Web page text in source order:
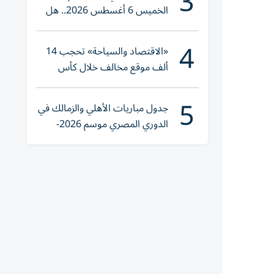
الخميس 6 أغسطس 2026.. هل
تنوي الشراء؟
4 «الاقتصاد والسياحة» تحجب 14
ألف موقع مخالف خلال كأس
العالم 2026
5 جدول مباريات الأهلي والزمالك في
الدوري المصري موسم 2026-